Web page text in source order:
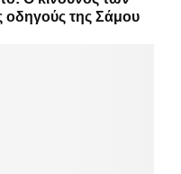
οδηγούς της Σάμου